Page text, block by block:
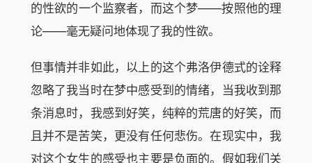
的性欲的一个监察者，而这个梦——按照他的理
论——毫无疑问地体现了我的性欲。
但事情并非如此，以上的这个弗洛伊德式的诠释
忽略了我当时在梦中感受到的情绪，当我收到那
条消息时，我感到好笑，纯粹的荒唐的好笑，而
且并不是苦笑，更没有任何悲伤。在现实中，我
对这个女生的感受也主要是负面的。假如我们关